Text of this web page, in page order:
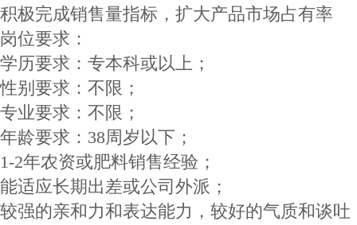
积极完成销售量指标，扩大产品市场占有率
岗位要求：
学历要求：专本科或以上；
性别要求：不限；
专业要求：不限；
年龄要求：38周岁以下；
1-2年农资或肥料销售经验；
能适应长期出差或公司外派；
较强的亲和力和表达能力，较好的气质和谈